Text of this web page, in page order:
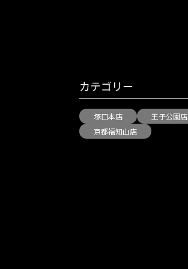
カテゴリー
塚口本店 王子公園店
京都福知山店